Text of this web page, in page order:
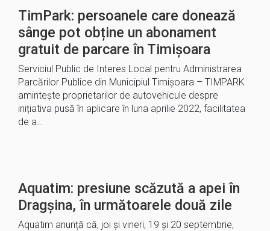
TimPark: persoanele care donează
sânge pot obține un abonament
gratuit de parcare în Timișoara
Serviciul Public de Interes Local pentru Administrarea
Parcărilor Publice din Municipiul Timișoara – TIMPARK
amintește proprietarilor de autovehicule despre
inițiativa pusă în aplicare în luna aprilie 2022, facilitatea
de a…
Aquatim: presiune scăzută a apei în
Dragșina, în următoarele două zile
Aquatim anunță că, joi și vineri, 19 și 20 septembrie,